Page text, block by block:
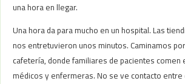
una hora en llegar.
Una hora da para mucho en un hospital. Las
nos entretuvieron unos minutos. Caminamos
cafetería, donde familiares de pacientes comen
médicos y enfermeras. No se ve contacto